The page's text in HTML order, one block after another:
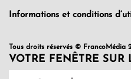
Informations et conditions
Tous droits réservés © FrancoMédia
VOTRE FENÊTRE SUR